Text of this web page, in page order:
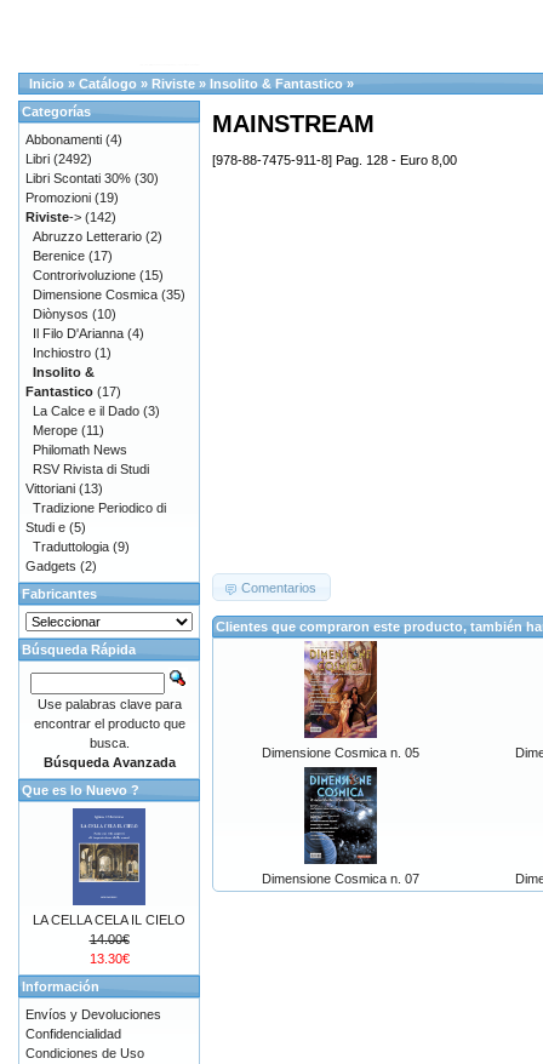
Inicio » Catálogo » Riviste » Insolito & Fantastico »
MAINSTREAM
[978-88-7475-911-8] Pag. 128 - Euro 8,00
Comentarios
Clientes que compraron este producto, también
Dimensione Cosmica n. 05
Dimensione Cosmica n. 07
Categorías
Abbonamenti (4)
Libri (2492)
Libri Scontati 30% (30)
Promozioni (19)
Riviste-> (142)
Abruzzo Letterario (2)
Berenice (17)
Controrivoluzione (15)
Dimensione Cosmica (35)
Diònysos (10)
Il Filo D'Arianna (4)
Inchiostro (1)
Insolito &
Fantastico (17)
La Calce e il Dado (3)
Merope (11)
Philomath News
RSV Rivista di Studi
Vittoriani (13)
Tradizione Periodico di
Studi e (5)
Traduttologia (9)
Gadgets (2)
Fabricantes
Búsqueda Rápida
Use palabras clave para
encontrar el producto que
busca.
Búsqueda Avanzada
Que es lo Nuevo ?
LA CELLA CELA IL CIELO
14.00€
13.30€
Información
Envíos y Devoluciones
Confidencialidad
Condiciones de Uso